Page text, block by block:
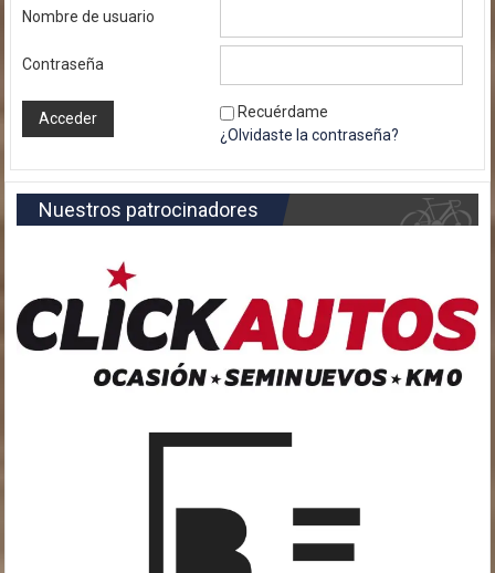
Nombre de usuario
Contraseña
Recuérdame
¿Olvidaste la contraseña?
Nuestros patrocinadores